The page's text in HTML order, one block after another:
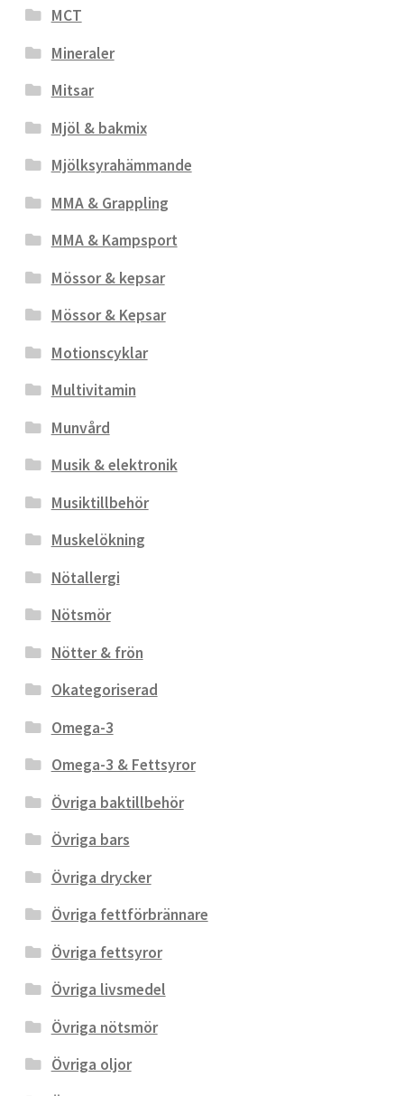
MCT
Mineraler
Mitsar
Mjöl & bakmix
Mjölksyrahämmande
MMA & Grappling
MMA & Kampsport
Mössor & kepsar
Mössor & Kepsar
Motionscyklar
Multivitamin
Munvård
Musik & elektronik
Musiktillbehör
Muskelökning
Nötallergi
Nötsmör
Nötter & frön
Okategoriserad
Omega-3
Omega-3 & Fettsyror
Övriga baktillbehör
Övriga bars
Övriga drycker
Övriga fettförbrännare
Övriga fettsyror
Övriga livsmedel
Övriga nötsmör
Övriga oljor